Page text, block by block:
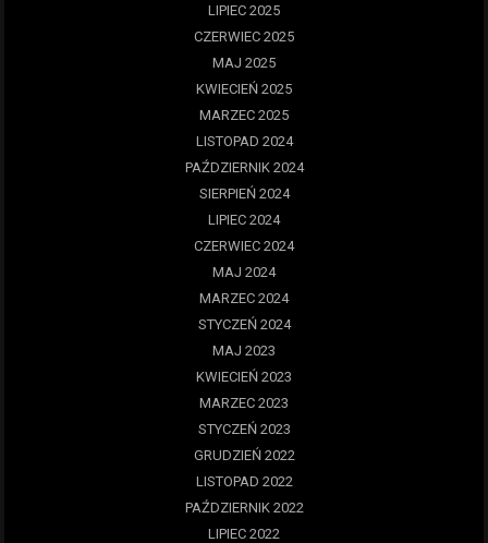
LIPIEC 2025
CZERWIEC 2025
MAJ 2025
KWIECIEŃ 2025
MARZEC 2025
LISTOPAD 2024
PAŹDZIERNIK 2024
SIERPIEŃ 2024
LIPIEC 2024
CZERWIEC 2024
MAJ 2024
MARZEC 2024
STYCZEŃ 2024
MAJ 2023
KWIECIEŃ 2023
MARZEC 2023
STYCZEŃ 2023
GRUDZIEŃ 2022
LISTOPAD 2022
PAŹDZIERNIK 2022
LIPIEC 2022